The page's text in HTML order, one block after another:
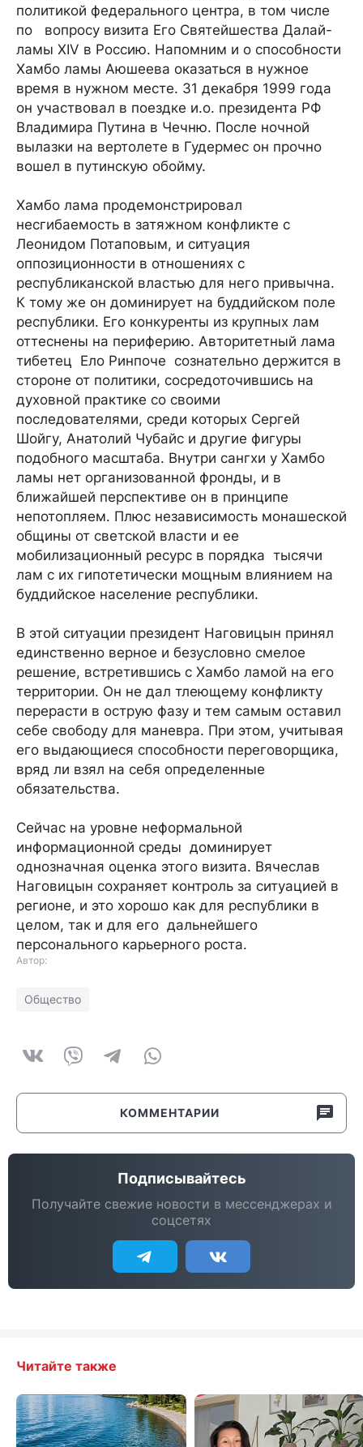
политикой федерального центра, в том числе
по вопросу визита Его Святейшества Далай-
ламы XIV в Россию. Напомним и о способности
Хамбо ламы Аюшеева оказаться в нужное
время в нужном месте. 31 декабря 1999 года
он участвовал в поездке и.о. президента РФ
Владимира Путина в Чечню. После ночной
вылазки на вертолете в Гудермес он прочно
вошел в путинскую обойму.
Хамбо лама продемонстрировал
несгибаемость в затяжном конфликте с
Леонидом Потаповым, и ситуация
оппозиционности в отношениях с
республиканской властью для него привычна.
К тому же он доминирует на буддийском поле
республики. Его конкуренты из крупных лам
оттеснены на периферию. Авторитетный лама
тибетец Ело Ринпоче сознательно держится в
стороне от политики, сосредоточившись на
духовной практике со своими
последователями, среди которых Сергей
Шойгу, Анатолий Чубайс и другие фигуры
подобного масштаба. Внутри сангхи у Хамбо
ламы нет организованной фронды, и в
ближайшей перспективе он в принципе
непотопляем. Плюс независимость монашеской
общины от светской власти и ее
мобилизационный ресурс в порядка тысячи
лам с их гипотетически мощным влиянием на
буддийское население республики.
В этой ситуации президент Наговицын принял
единственно верное и безусловно смелое
решение, встретившись с Хамбо ламой на его
территории. Он не дал тлеющему конфликту
перерасти в острую фазу и тем самым оставил
себе свободу для маневра. При этом, учитывая
его выдающиеся способности переговорщика,
вряд ли взял на себя определенные
обязательства.
Сейчас на уровне неформальной
информационной среды доминирует
однозначная оценка этого визита. Вячеслав
Наговицын сохраняет контроль за ситуацией в
регионе, и это хорошо как для республики в
целом, так и для его дальнейшего
персонального карьерного роста.
Автор:
Общество
КОММЕНТАРИИ
Подписывайтесь
Получайте свежие новости в мессенджерах и
соцсетях
Читайте также